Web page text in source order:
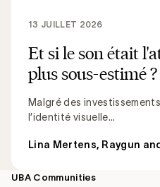
Et si le son était
plus sous-estimé ?
Malgré des
l’identité visuelle...
13 JUILLET 2026
Lina Mertens, Raygun
Footer
UBA Communities